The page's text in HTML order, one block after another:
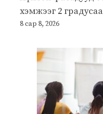
хэмжээг 2
8 сар 8, 2026